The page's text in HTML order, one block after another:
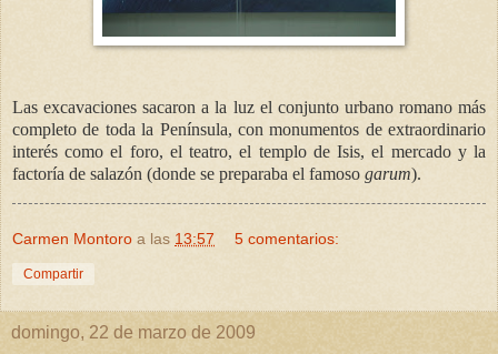
Las excavaciones sacaron a la luz el conjunto urbano romano más
completo de toda la Península, con monumentos de extraordinario
interés como el foro, el teatro, el templo de Isis, el mercado y la
factoría de salazón (donde se preparaba el famoso garum).
Carmen Montoro a las 13:57 5 comentarios:
Compartir
domingo, 22 de marzo de 2009